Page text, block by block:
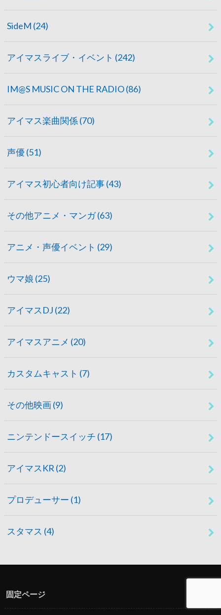
SideM (24)
アイマスライブ・イベント (242)
IM@S MUSIC ON THE RADIO(86)
アイマス楽曲関係 (70)
声優 (51)
アイマス初心者向け記事(43)
その他アニメ・マンガ(63)
アニメ・声優イベント (29)
ウマ娘 (25)
アイマスDJ (22)
アイマスアニメ (20)
カスタムキャスト (7)
その他映画(9)
ニンテンドースイッチ (17)
アイマスKR (2)
プロデューサー (1)
スタマス (4)
固定ページ